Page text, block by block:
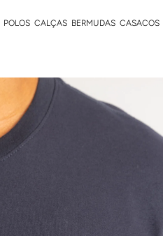
POLOS CALÇAS BERMUDAS CASACOS